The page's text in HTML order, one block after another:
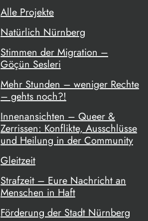
Alle Projekte
Natürlich Nürnberg
Stimmen der Migration –
Göçün Sesleri
Mehr Stunden – weniger Rechte
– gehts noch?!
Innenansichten – Queer &
Zerrissen: Konflikte, Ausschlüsse
und Heilung in der Community
Gleitzeit
Strafzeit – Eure Nachricht an
Menschen in Haft
Förderung der Stadt Nürnberg